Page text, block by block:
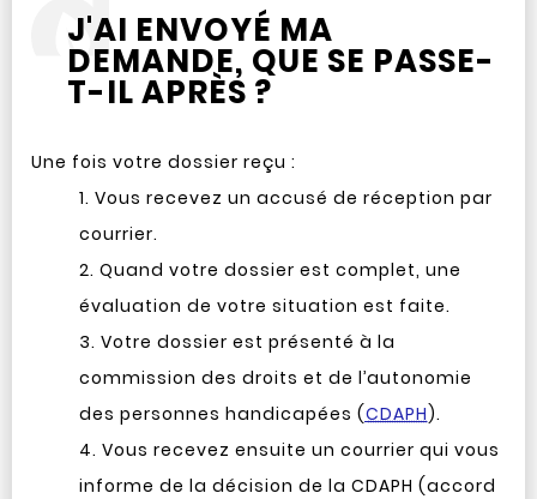
J'AI ENVOYÉ MA
DEMANDE, QUE SE PASSE-
T-IL APRÈS ?
Une fois votre dossier reçu :
Vous recevez un accusé de réception par
courrier.
Quand votre dossier est complet, une
évaluation de votre situation est faite.
Votre dossier est présenté à la
commission des droits et de l’autonomie
des personnes handicapées (CDAPH).
Vous recevez ensuite un courrier qui vous
informe de la décision de la CDAPH (accord